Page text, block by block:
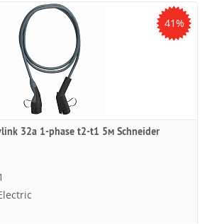
41%
32a 1-phase t2-t1 5м Schneider